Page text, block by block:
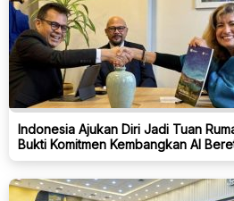
Indonesia Ajukan Diri Jadi Tuan
Bukti Komitmen Kembangkan AI